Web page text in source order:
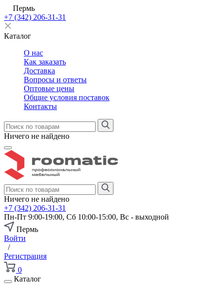
Пермь
+7 (342) 206-31-31
Каталог
О нас
Как заказать
Доставка
Вопросы и ответы
Оптовые цены
Общие условия поставок
Контакты
Ничего не найдено
Ничего не найдено
+7 (342) 206-31-31
Пн-Пт 9:00-19:00, Сб 10:00-15:00, Вс - выходной
Пермь
Войти
/
Регистрация
0
Каталог